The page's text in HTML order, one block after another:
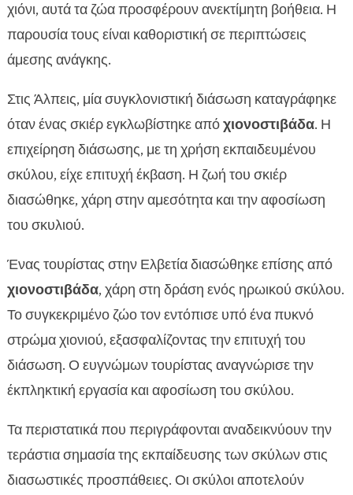
χιόνι, αυτά τα ζώα προσφέρουν ανεκτίμητη βοήθεια. Η
παρουσία τους είναι καθοριστική σε περιπτώσεις
άμεσης ανάγκης.
Στις Άλπεις, μία συγκλονιστική διάσωση καταγράφηκε
όταν ένας σκιέρ εγκλωβίστηκε απόχιονοστιβάδα. Η
επιχείρηση διάσωσης, με τη χρήση εκπαιδευμένου
σκύλου, είχε επιτυχή έκβαση. Η ζωή του σκιέρ
διασώθηκε, χάρη στην αμεσότητα και την αφοσίωση
του σκυλιού.
Ένας τουρίστας στην Ελβετία διασώθηκε επίσης από
χιονοστιβάδα, χάρη στη δράση ενός ηρωικού σκύλου.
Το συγκεκριμένο ζώο τον εντόπισε υπό ένα πυκνό
στρώμα χιονιού, εξασφαλίζοντας την επιτυχή του
διάσωση. Ο ευγνώμων τουρίστας αναγνώρισε την
έκπληκτική εργασία και αφοσίωση του σκύλου.
Τα περιστατικά που περιγράφονται αναδεικνύουν την
τεράστια σημασία της εκπαίδευσης των σκύλων στις
διασωστικές προσπάθειες. Οι σκύλοι αποτελούν